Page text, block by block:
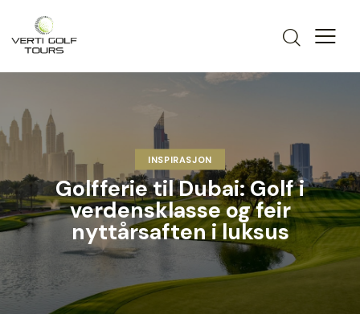
INSPIRASJON
Golfferie til Dubai: Golf i
verdensklasse og feir
nyttårsaften i luksus